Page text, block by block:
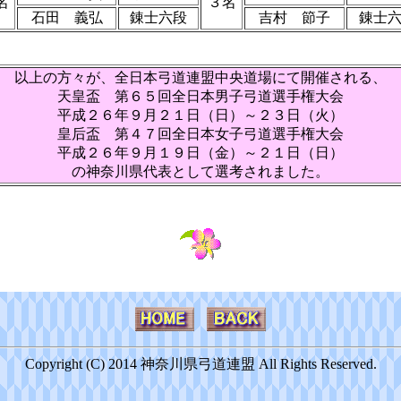
石田 義弘
錬士六段 吉村 節子 錬士
以上の方々が、全日本弓道連盟中央道場にて開催される、
天皇盃 第６５回全日本男子弓道選手権大会
平成２６年９月２１日（日）～２３日（火）
皇后盃 第４７回全日本女子弓道選手権大会
平成２６年９月１９日（金）～２１日（日）
の神奈川県代表として選考されました。
Copyright (C) 2014 神奈川県弓道連盟 All Rights Reserved.